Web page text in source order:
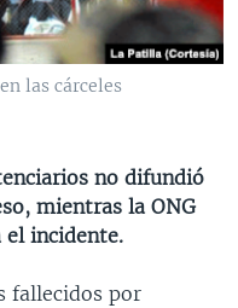
las cárceles
no difundió
mientras la ONG
el incidente.
fallecidos por